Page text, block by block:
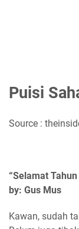
Puisi
Source :
“Selamat
by: Gus Mus
Kawan, sudah